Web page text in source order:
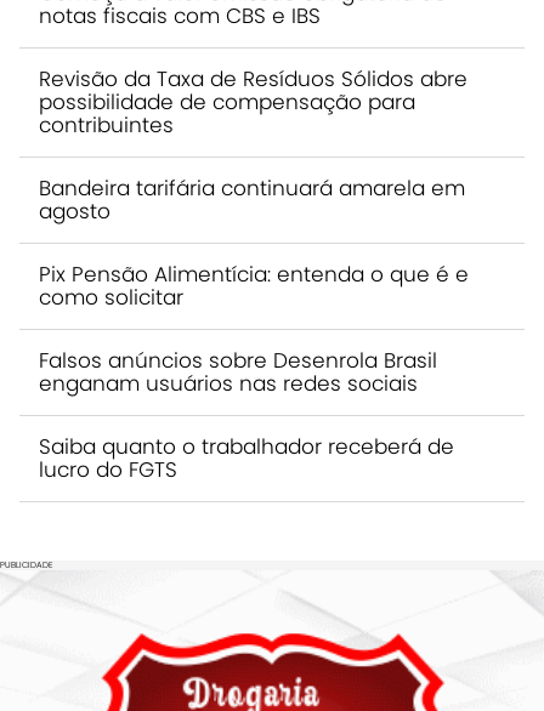
notas fiscais com CBS e IBS
Revisão da Taxa de Resíduos Sólidos abre
possibilidade de compensação para
contribuintes
Bandeira tarifária continuará amarela em
agosto
Pix Pensão Alimentícia: entenda o que é e
como solicitar
Falsos anúncios sobre Desenrola Brasil
enganam usuários nas redes sociais
Saiba quanto o trabalhador receberá de
lucro do FGTS
PUBLICIDADE